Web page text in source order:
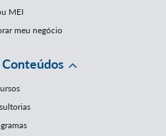
MEI
meu negócio